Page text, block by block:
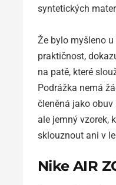
syntetických
Že bylo myšleno
praktičnost,
na patě, které
Podrážka nemá
členěná jako
ale jemný vzorek,
sklouznout ani v
Nike AIR